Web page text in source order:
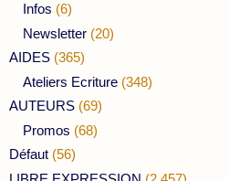
Infos (6)
Newsletter (20)
AIDES (365)
Ateliers Ecriture (348)
AUTEURS (69)
Promos (68)
Défaut (56)